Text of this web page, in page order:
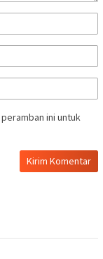
ini untuk